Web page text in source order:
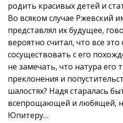
родить красивых детей и
Во всяком случае Ржевский
представлял их будущее,
вероятно считал, что все
сосуществовать с его
не замечать, что натура его
преклонения и
шалостях? Надя старалась
всепрощающей и любящей,
Юпитеру…